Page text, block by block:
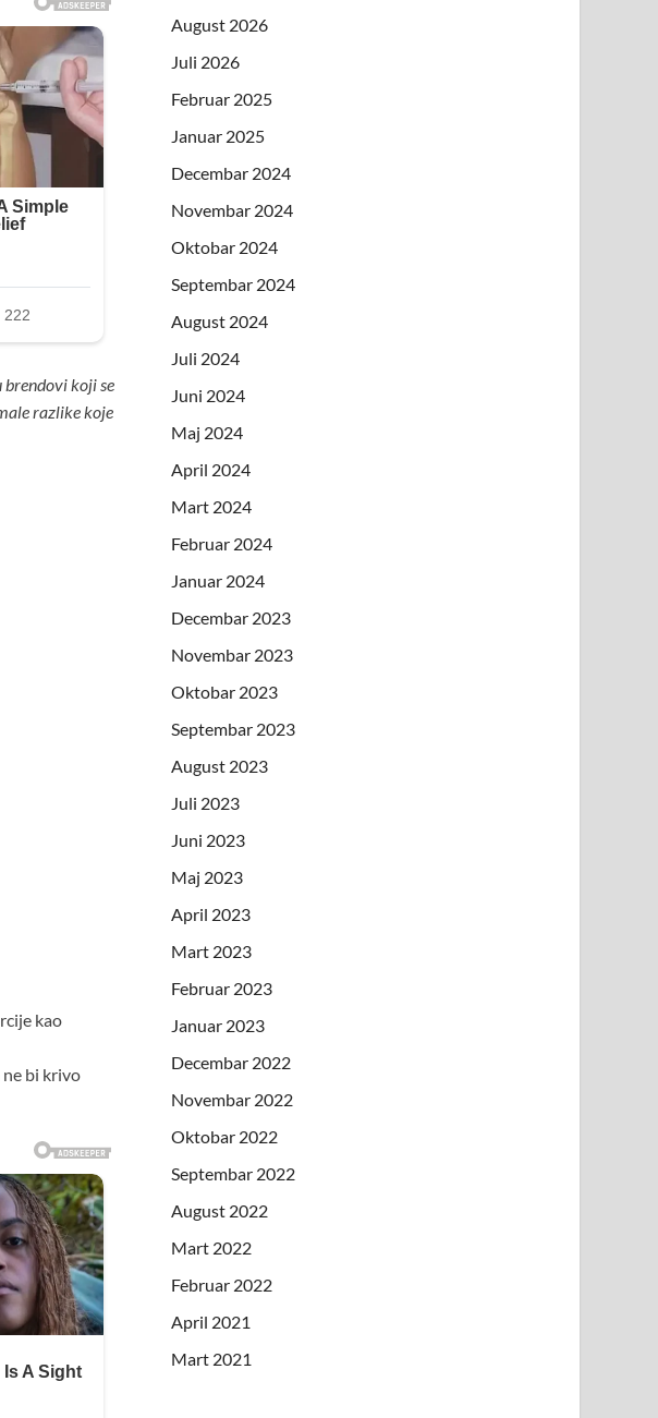
brendovi koji se
razlike koje
kao
bi krivo
August 2026
Juli 2026
Februar 2025
Januar 2025
Decembar 2024
Novembar 2024
Oktobar 2024
Septembar 2024
August 2024
Juli 2024
Juni 2024
Maj 2024
April 2024
Mart 2024
Februar 2024
Januar 2024
Decembar 2023
Novembar 2023
Oktobar 2023
Septembar 2023
August 2023
Juli 2023
Juni 2023
Maj 2023
April 2023
Mart 2023
Februar 2023
Januar 2023
Decembar 2022
Novembar 2022
Oktobar 2022
Septembar 2022
August 2022
Mart 2022
Februar 2022
April 2021
Mart 2021